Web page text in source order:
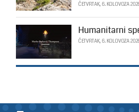
ČETVRTAK, 6. KOLOVOZA
Humanitarni
ČETVRTAK, 6. KOLOVOZA